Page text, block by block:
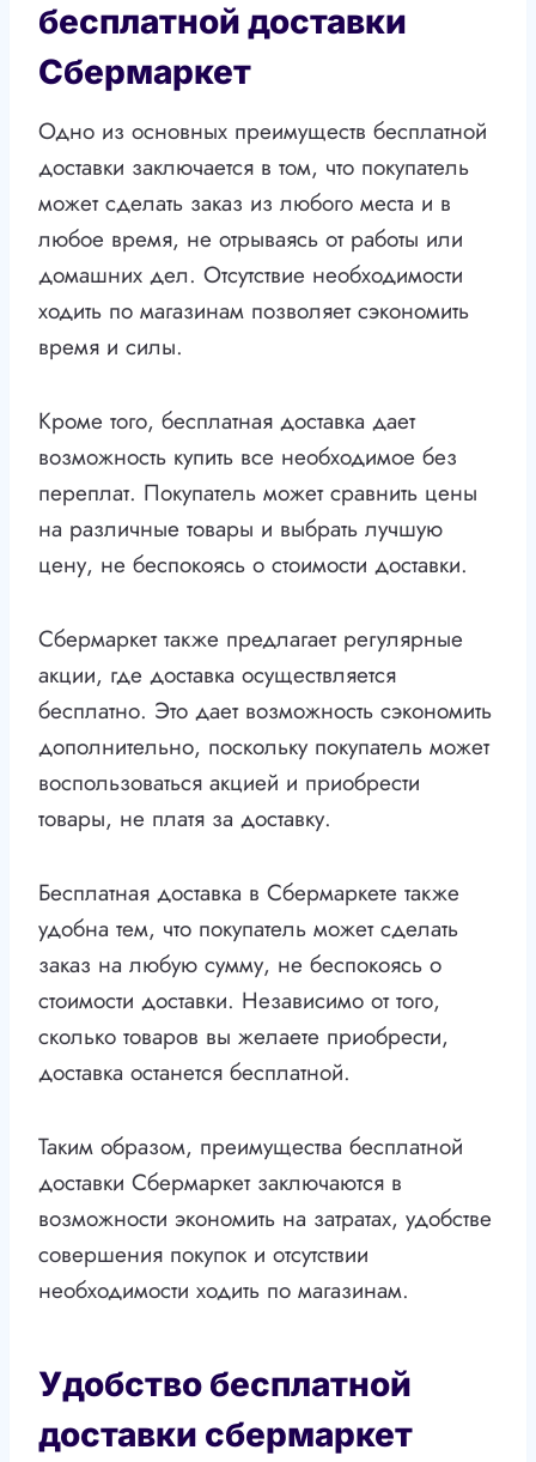
бесплатной доставки
Сбермаркет
Одно из основных преимуществ бесплатной
доставки заключается в том, что покупатель
может сделать заказ из любого места и в
любое время, не отрываясь от работы или
домашних дел. Отсутствие необходимости
ходить по магазинам позволяет сэкономить
время и силы.
Кроме того, бесплатная доставка дает
возможность купить все необходимое без
переплат. Покупатель может сравнить цены
на различные товары и выбрать лучшую
цену, не беспокоясь о стоимости доставки.
Сбермаркет также предлагает регулярные
акции, где доставка осуществляется
бесплатно. Это дает возможность сэкономить
дополнительно, поскольку покупатель может
воспользоваться акцией и приобрести
товары, не платя за доставку.
Бесплатная доставка в Сбермаркете также
удобна тем, что покупатель может сделать
заказ на любую сумму, не беспокоясь о
стоимости доставки. Независимо от того,
сколько товаров вы желаете приобрести,
доставка останется бесплатной.
Таким образом, преимущества бесплатной
доставки Сбермаркет заключаются в
возможности экономить на затратах, удобстве
совершения покупок и отсутствии
необходимости ходить по магазинам.
Удобство бесплатной
доставки сбермаркет